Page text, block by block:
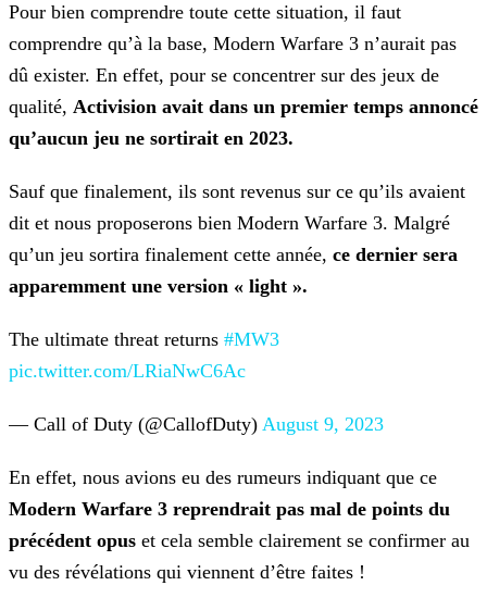
Pour bien comprendre toute cette situation, il faut
comprendre qu’à la base, Modern Warfare 3 n’aurait pas
dû exister. En effet, pour se concentrer sur des jeux de
qualité, Activision avait dans un premier temps annoncé
qu’aucun jeu ne sortirait en 2023.
Sauf que finalement, ils sont revenus sur ce qu’ils avaient
dit et nous proposerons bien Modern Warfare 3. Malgré
qu’un jeu sortira finalement cette année, ce dernier sera
apparemment une version « light ».
The ultimate threat returns #MW3
pic.twitter.com/LRiaNwC6Ac
— Call of Duty (@CallofDuty) August 9, 2023
En effet, nous avions eu des rumeurs indiquant que ce
Modern Warfare 3 reprendrait pas mal de points du
précédent opus et cela semble clairement se confirmer au
vu des révélations qui viennent d’être faites !